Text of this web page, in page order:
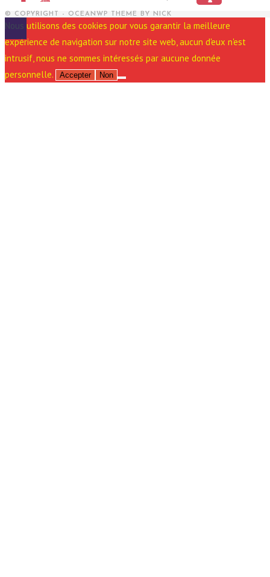
© COPYRIGHT - OCEANWP THEME BY NICK
Nous utilisons des cookies pour vous garantir la meilleure
expérience de navigation sur notre site web, aucun d'eux n'est
intrusif, nous ne sommes intéressés par aucune donnée
personnelle.
Accepter Non